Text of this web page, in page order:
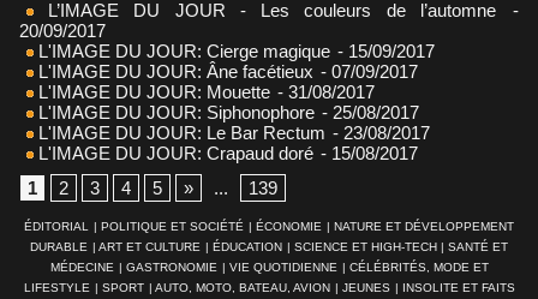
L’IMAGE DU JOUR - Les couleurs de l’automne
-
20/09/2017
L'IMAGE DU JOUR: Cierge magique - 15/09/2017
L'IMAGE DU JOUR: Âne facétieux - 07/09/2017
L'IMAGE DU JOUR: Mouette - 31/08/2017
L'IMAGE DU JOUR: Siphonophore - 25/08/2017
L'IMAGE DU JOUR: Le Bar Rectum - 23/08/2017
L'IMAGE DU JOUR: Crapaud doré - 15/08/2017
1
2 3 4 5 » ... 139
ÉDITORIAL | POLITIQUE ET SOCIÉTÉ | ÉCONOMIE | NATURE ET DÉVELOPPEMENT
DURABLE | ART ET CULTURE | ÉDUCATION | SCIENCE ET HIGH-TECH | SANTÉ ET
MÉDECINE | GASTRONOMIE | VIE QUOTIDIENNE | CÉLÉBRITÉS, MODE ET
LIFESTYLE | SPORT | AUTO, MOTO, BATEAU, AVION | JEUNES | INSOLITE ET FAITS